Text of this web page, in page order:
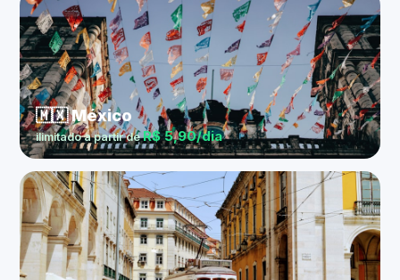
🇲🇽 México
ilimitado a partir deR$ 5,90/dia